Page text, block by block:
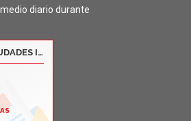
diario durante